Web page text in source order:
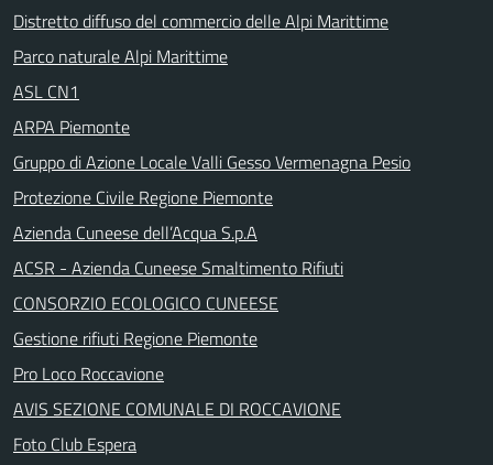
Distretto diffuso del commercio delle Alpi Marittime
Parco naturale Alpi Marittime
ASL CN1
ARPA Piemonte
Gruppo di Azione Locale Valli Gesso Vermenagna Pesio
Protezione Civile Regione Piemonte
Azienda Cuneese dell’Acqua S.p.A
ACSR - Azienda Cuneese Smaltimento Rifiuti
CONSORZIO ECOLOGICO CUNEESE
Gestione rifiuti Regione Piemonte
Pro Loco Roccavione
AVIS SEZIONE COMUNALE DI ROCCAVIONE
Foto Club Espera